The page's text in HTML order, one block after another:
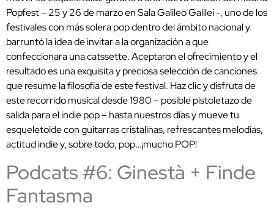
Popfest – 25 y 26 de marzo en Sala Galileo Galilei -, uno de los
festivales con más solera pop dentro del ámbito nacional y
barruntó la idea de invitar a la organización a que
confeccionara una catssette. Aceptaron el ofrecimiento y el
resultado es una exquisita y preciosa selección de canciones
que resume la filosofía de este festival. Haz clic y disfruta de
este recorrido musical desde 1980 – posible pistoletazo de
salida para el indie pop – hasta nuestros días y mueve tu
esqueletoide con guitarras cristalinas, refrescantes melodías,
actitud indie y, sobre todo, pop…¡mucho POP!
Podcats #6: Ginestà + Finde
Fantasma